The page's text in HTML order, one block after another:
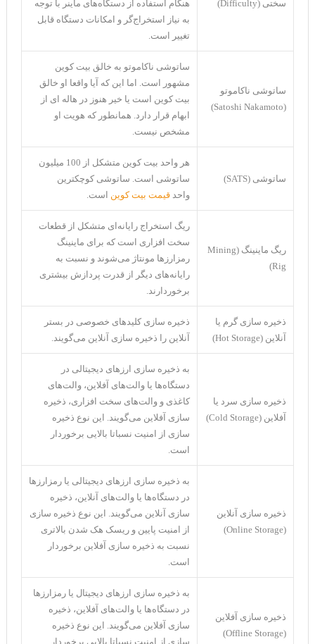
سختی (Difficulty)
هنگام استفاده از دستگاه‌های ماینر با توجه
به نیاز استخراج‌گر و امکانات دستگاه قابل
تغییر است.
ساتوشی ناکاموتو
(Satoshi Nakamoto)
ساتوشی ناکاموتو به خالق بیت کوین
مشهور است. اما این که آیا واقعا او خالق
بیت کوین است یا خیر هنوز در هاله ای از
ابهام قرار دارد. همانطور که هویت او
مشخص نیست.
ساتوشی (SATS)
هر واحد بیت کوین متشکل از 100 میلیون
ساتوشی است. ساتوشی کوچکترین
واحد قیمت بیت کوین است.
ریگ ماینینگ (Mining
Rig)
ریگ استخراج رایانه‌ای متشکل از قطعات
سخت افزاری است که برای ماینینگ
رمزارز‌ها مونتاژ می‌شوند و نسبت به
رایانه‌های دیگر از قدرت پردازش بیشتری
برخوردارند.
ذخیره سازی گرم یا
آنلاین (Hot Storage)
ذخیره سازی کلید‌های خصوصی در بستر
آنلاین را ذخیره سازی آنلاین می‌گویند.
ذخیره سازی سرد یا
آفلاین (Cold Storage)
به ذخیره سازی ارزهای دیجیتالی در
دستگاه‌ها یا والت‌های آفلاین، والت‌های
کاغذی و والت‌های سخت افزاری، ذخیره
سازی آفلاین می‌گویند. این نوع ذخیره
سازی از امنیت نسباتا بالایی برخوردار
است.
ذخیره سازی آنلاین
(Online Storage)
به ذخیره سازی ارزهای دیجیتالی یا رمزارزها
در دستگاه‌ها یا والت‌های آنلاین، ذخیره
سازی آنلاین می‌گویند. این نوع ذخیره سازی
از امنیت پایین و ریسک هک شدن بالاتری
نسبت به ذخیره سازی آفلاین برخوردار
است.
ذخیره سازی آفلاین
(Offline Storage)
به ذخیره سازی ارزهای دیجیتال یا رمزارزها
در دستگاه‌ها یا والت‌های آفلاین، ذخیره
سازی آفلاین می‌گویند. این نوع ذخیره
سازی از امنیت نسباتا بالایی برخوردار